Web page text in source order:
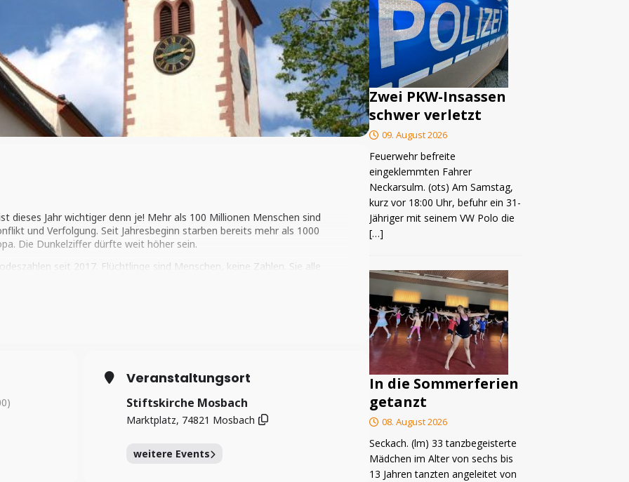
dieses Jahr wichtiger denn je! Mehr als 100 Millionen Menschen sind
und Verfolgung. Seit Jahresbeginn starben bereits mehr als 1000
Die Dunkelziffer dürfte weit höher sein.
seit 2017. Flüchtlinge sind Menschen keine Zahlen. Sie alle
Veranstaltungsort
Stiftskirche Mosbach
Marktplatz, 74821 Mosbach
weitere Events
Zwei PKW-Insassen
schwer verletzt
09. August 2026
Feuerwehr befreite
eingeklemmten Fahrer
Neckarsulm. (ots) Am Samstag,
kurz vor 18:00 Uhr, befuhr ein 31-
Jähriger mit seinem VW Polo die
[…]
In die Sommerferien
getanzt
08. August 2026
Seckach. (lm) 33 tanzbegeisterte
Mädchen im Alter von sechs bis
13 Jahren tanzten angeleitet von